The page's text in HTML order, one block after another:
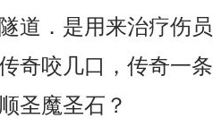
道．是用来治疗伤
奇咬几口，传奇一
圣魔圣石？